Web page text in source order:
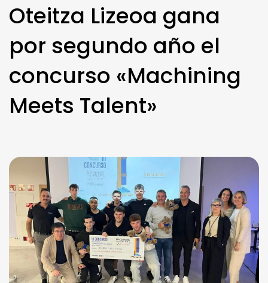
Oteitza Lizeoa gana
por segundo año el
concurso «Machining
Meets Talent»